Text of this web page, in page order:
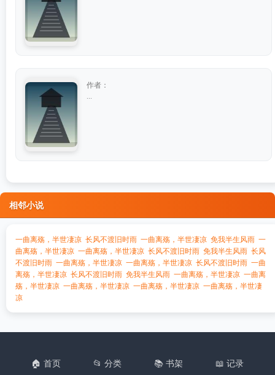
作者：
相邻小说
一曲离殇，半世凄凉 长风不渡旧时雨 一曲离殇，半世凄凉 免我半生风雨 一
曲离殇，半世凄凉 一曲离殇，半世凄凉 长风不渡旧时雨 免我半生风雨 长风
不渡旧时雨 一曲离殇，半世凄凉 一曲离殇，半世凄凉 长风不渡旧时雨 一曲
离殇，半世凄凉 长风不渡旧时雨 免我半生风雨 一曲离殇，半世凄凉 一曲离
殇，半世凄凉 一曲离殇，半世凄凉 一曲离殇，半世凄凉 一曲离殇，半世凄
凉
🏠 首页 📂 分类 📚 书架 📖 记录